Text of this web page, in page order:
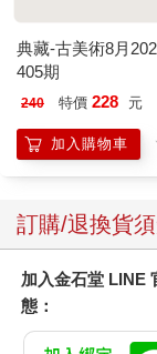
還得等一段時間夜
【蕨圃】
此刻，她眼鏡上游
難得把她的眼眸映
然而轉眼，當你掀起
她蕨圃旁的門簾，
在黑暗中平靜下來
──所以當清新的
我終於明白自己原
深居其中統治──啊
典藏-古美術8月
405期
240 特價 228 元
加入購物車
訂購/退換貨
加入金石堂 LINE
態：